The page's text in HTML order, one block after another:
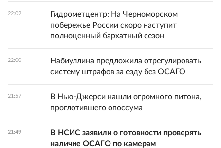
22:02
Гидрометцентр: На Черноморском
побережье России скоро наступит
полноценный бархатный сезон
22:00
Набиуллина предложила отрегулировать
систему штрафов за езду без ОСАГО
21:57
В Нью-Джерси нашли огромного питона,
проглотившего опоссума
21:49
В НСИС заявили о готовности проверять
наличие ОСАГО по камерам